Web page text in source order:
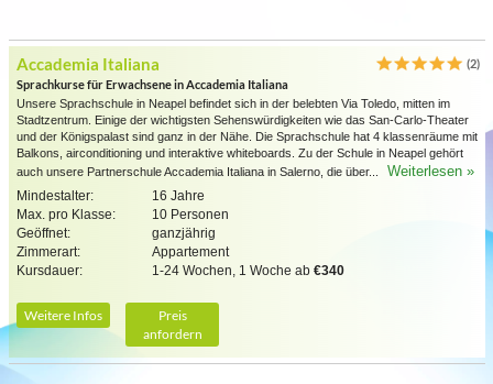
Accademia Italiana
(2)
Sprachkurse für Erwachsene in Accademia Italiana
Unsere Sprachschule in Neapel befindet sich in der belebten Via Toledo, mitten im
Stadtzentrum. Einige der wichtigsten Sehenswürdigkeiten wie das San-Carlo-Theater
und der Königspalast sind ganz in der Nähe. Die Sprachschule hat 4 klassenräume mit
Balkons, airconditioning und interaktive whiteboards. Zu der Schule in Neapel gehört
auch unsere Partnerschule Accademia Italiana in Salerno, die über...
Weiterlesen »
Mindestalter:
16 Jahre
Max. pro Klasse:
10 Personen
Geöffnet:
ganzjährig
Zimmerart:
Appartement
Kursdauer:
1-24 Wochen, 1 Woche ab €340
Weitere Infos
Preis
anfordern